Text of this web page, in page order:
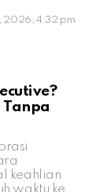
2026, 4:32 pm
Tanpa
keahlian